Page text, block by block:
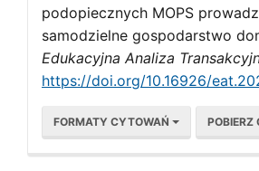
podopiecznych MOPS
samodzielne gospodarstwo
Edukacyjna Analiza
https://doi.org/10.16926/
FORMATY CYTOWAŃ POBIERZ